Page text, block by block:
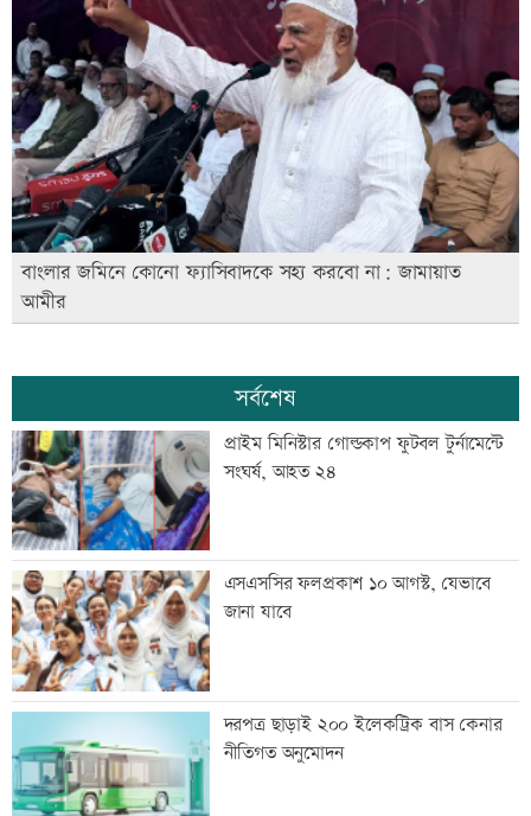
বাংলার জমিনে কোনো ফ্যাসিবাদকে সহ্য করবো না: জামায়াত
আমীর
সর্বশেষ
প্রাইম মিনিস্টার গোল্ডকাপ ফুটবল টুর্নামেন্টে
সংঘর্ষ, আহত ২৪
এসএসসির ফলপ্রকাশ ১০ আগস্ট, যেভাবে
জানা যাবে
দরপত্র ছাড়াই ২০০ ইলেকট্রিক বাস কেনার
নীতিগত অনুমোদন